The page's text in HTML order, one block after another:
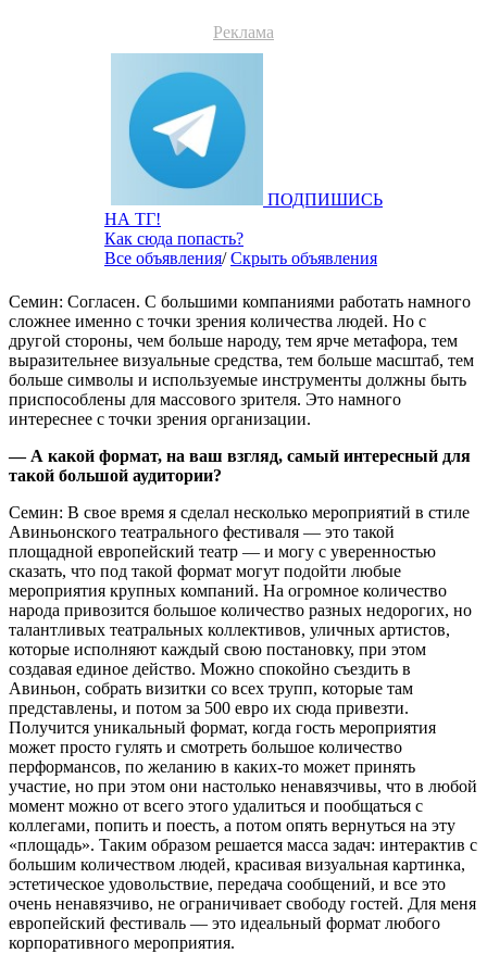
Реклама
ПОДПИШИСЬ
НА ТГ!
Как сюда попасть?
Все объявления/Скрыть объявления
Семин: Согласен. С большими компаниями работать намного
сложнее именно с точки зрения количества людей. Но с
другой стороны, чем больше народу, тем ярче метафора, тем
выразительнее визуальные средства, тем больше масштаб, тем
больше символы и используемые инструменты должны быть
приспособлены для массового зрителя. Это намного
интереснее с точки зрения организации.
— А какой формат, на ваш взгляд, самый интересный для
такой большой аудитории?
Семин: В свое время я сделал несколько мероприятий в стиле
Авиньонского театрального фестиваля — это такой
площадной европейский театр — и могу с уверенностью
сказать, что под такой формат могут подойти любые
мероприятия крупных компаний. На огромное количество
народа привозится большое количество разных недорогих, но
талантливых театральных коллективов, уличных артистов,
которые исполняют каждый свою постановку, при этом
создавая единое действо. Можно спокойно съездить в
Авиньон, собрать визитки со всех трупп, которые там
представлены, и потом за 500 евро их сюда привезти.
Получится уникальный формат, когда гость мероприятия
может просто гулять и смотреть большое количество
перформансов, по желанию в каких-то может принять
участие, но при этом они настолько ненавязчивы, что в любой
момент можно от всего этого удалиться и пообщаться с
коллегами, попить и поесть, а потом опять вернуться на эту
«площадь». Таким образом решается масса задач: интерактив с
большим количеством людей, красивая визуальная картинка,
эстетическое удовольствие, передача сообщений, и все это
очень ненавязчиво, не ограничивает свободу гостей. Для меня
европейский фестиваль — это идеальный формат любого
корпоративного мероприятия.